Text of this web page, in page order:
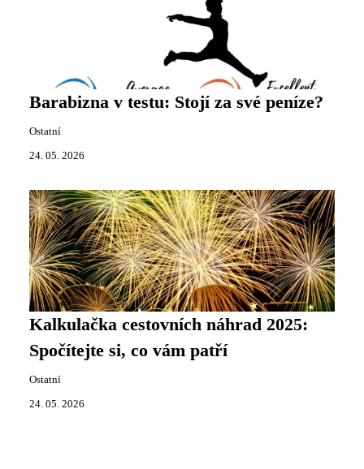
Barabizna v testu: Stojí za své peníze?
Ostatní
24. 05. 2026
Kalkulačka cestovních náhrad 2025:
Spočítejte si, co vám patří
Ostatní
24. 05. 2026